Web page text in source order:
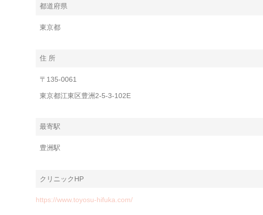
都道府県
東京都
住 所
〒135-0061
東京都江東区豊洲2-5-3-102E
最寄駅
豊洲駅
クリニックHP
https://www.toyosu-hifuka.com/